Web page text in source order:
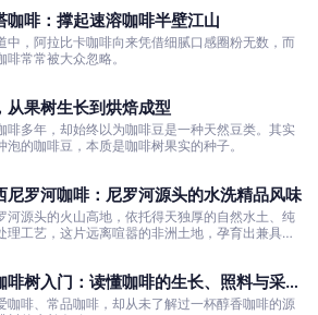
咖啡：撑起速溶咖啡半壁江山
中，阿拉比卡咖啡向来凭借细腻口感圈粉无数，而
啡常常被大众忽略。
从果树生长到烘焙成型
啡多年，却始终以为咖啡豆是一种天然豆类。其实
泡的咖啡豆，本质是咖啡树果实的种子。
尼罗河咖啡：尼罗河源头的水洗精品风味
河源头的火山高地，依托得天独厚的自然水土、纯
理工艺，这片远离喧嚣的非洲土地，孕育出兼具干
啡树入门：读懂咖啡的生长、照料与采收
咖啡、常品咖啡，却从未了解过一杯醇香咖啡的源